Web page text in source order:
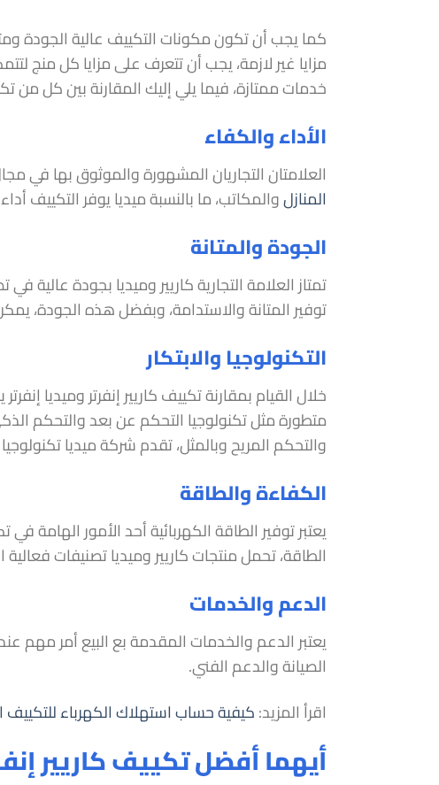
كما يجب أن تكون مكونات التكييف عالية الجودة
مزايا غير لازمة، يجب أن تتعرف على مزايا كل منج
خدمات ممتازة، فيما يلي إليك المقارنة بين كل من
الأداء والكفاء
العلامتان التجاريان المشهورة والموثوق بها في
المنازلوالمكاتب، ما بالنسبة ميديا يوفر التكييف
الجودة والمتانة
تمتاز العلامة التجارية كاريير وميديا بجودة
توفير المتانة والاستدامة، وبفضل هذه الجودة،
التكنولوجيا والابتكار
خلال القيام بمقارنة تكييف كاريير إنفرتر وميديا
متطورة مثل تكنولوجيا التحكم عن بعد والتحكم
والتحكم المريح وبالمثل، تقدم شركة ميديا
الكفاءة والطاقة
يعتبر توفير الطاقة الكهربائية أحد الأمور الهامة
الطاقة، تحمل منتجات كاريير وميديا تصنيفات
الدعم والخدمات
يعتبر الدعم والخدمات المقدمة بع البيع أمر مهم
الصيانة والدعم الفني.
اقرأ المزيد:كيفية حساب استهلاك الكهرباء للتكييف
أيهما أفضل تكييف كاريير